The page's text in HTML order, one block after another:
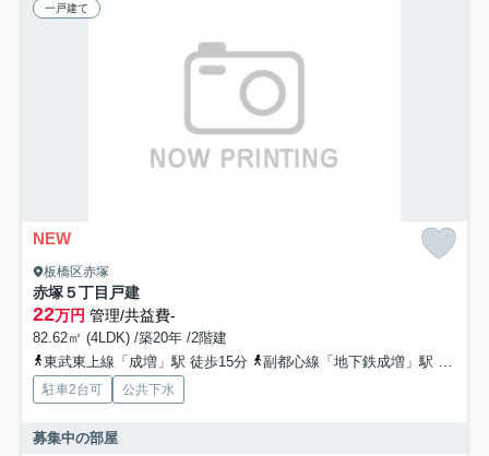
一戸建て
NEW
板橋区赤塚
赤塚５丁目戸建
22万円 管理/共益費-
82.62㎡ (4LDK) /築20年 /2階建
東武東上線「成増」駅 徒歩15分
副都心線「地下鉄成増」駅 徒歩18分
駐車2台可 公共下水
募集中の部屋